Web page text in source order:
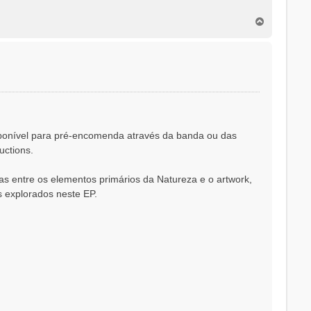
para pré-encomenda através da banda ou das
entre os elementos primários da Natureza e o artwork,
neste EP.